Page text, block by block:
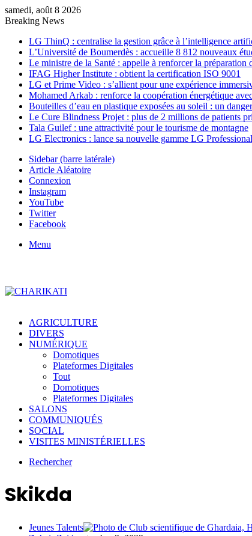
samedi, août 8 2026
Breaking News
LG ThinQ : centralise la gestion grâce à l’intelligence
L’Université de Boumerdès : accueille 8 812 nouveaux
Le ministre de la Santé : appelle à renforcer la préparation
IFAG Higher Institute : obtient la certification ISO 9001
LG et Prime Video : s’allient pour une expérience
Mohamed Arkab : renforce la coopération énergétique
Bouteilles d’eau en plastique exposées au soleil : un
Le Cure Blindness Projet : plus de 2 millions de patients
Tala Guilef : une attractivité pour le tourisme de montagne
LG Electronics : lance sa nouvelle gamme LG
Sidebar (barre latérale)
Article Aléatoire
Connexion
Instagram
YouTube
Twitter
Facebook
Menu
AGRICULTURE
DIVERS
NUMÉRIQUE
Domotiques
Plateformes Digitales
Tout
Domotiques
Plateformes Digitales
SALONS
COMMUNIQUÉS
SOCIAL
VISITES MINISTÉRIELLES
Rechercher
Skikda
Jeunes Talents